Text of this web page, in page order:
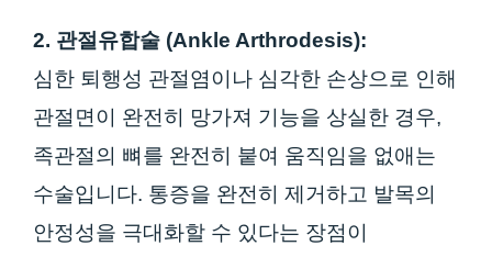
2. 관절유합술 (Ankle Arthrodesis):
심한 퇴행성 관절염이나 심각한 손상으로 인해
관절면이 완전히 망가져 기능을 상실한 경우,
족관절의 뼈를 완전히 붙여 움직임을 없애는
수술입니다. 통증을 완전히 제거하고 발목의
안정성을 극대화할 수 있다는 장점이